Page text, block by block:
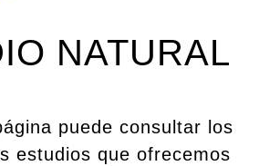
NATURAL
puede consultar los
estudios que ofrecemos